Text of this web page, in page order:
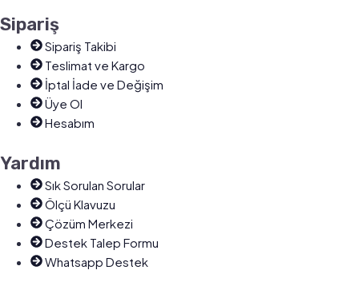
Sipariş
Sipariş Takibi
Teslimat ve Kargo
İptal İade ve Değişim
Üye Ol
Hesabım
Yardım
Sık Sorulan Sorular
Ölçü Klavuzu
Çözüm Merkezi
Destek Talep Formu
Whatsapp Destek